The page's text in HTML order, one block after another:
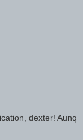
dexter! Aunq